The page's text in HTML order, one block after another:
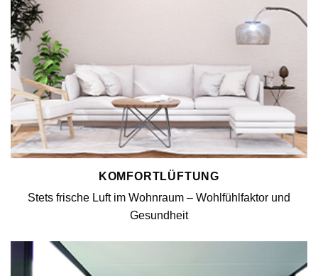
KOMFORTLÜFTUNG
Stets frische Luft im Wohnraum – Wohlfühlfaktor und
Gesundheit